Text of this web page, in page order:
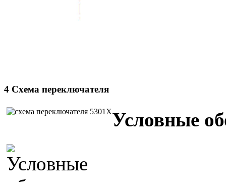
4 Схема переключателя
Условные